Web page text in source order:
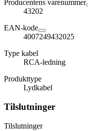
Producentens varenummer
43202
EAN-kode
4007249432025
Type kabel
RCA-ledning
Produkttype
Lydkabel
Tilslutninger
Tilslutninger